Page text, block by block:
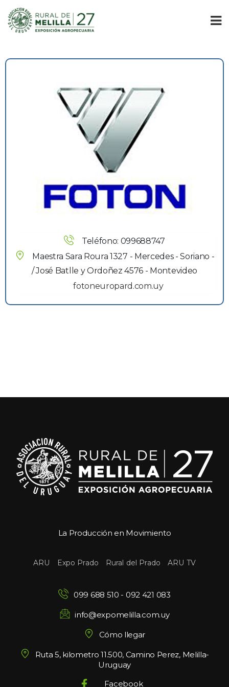
Teléfono: 099688747
Maestra Sara Roura 1327 - Mercedes - Soriano -
/ José Batlle y Ordoñez 4576 - Montevideo
fotoneuropard.com.uy
La Producción en Movimiento
ARU Expo Prado Rural del Prado ARU TV
099 688 510 - 092 421 083
info@expomelilla.com.uy
Cómo llegar
Ruta 5, kilometro 11.500, Camino Perez, Melilla-
Uruguay
Facebook